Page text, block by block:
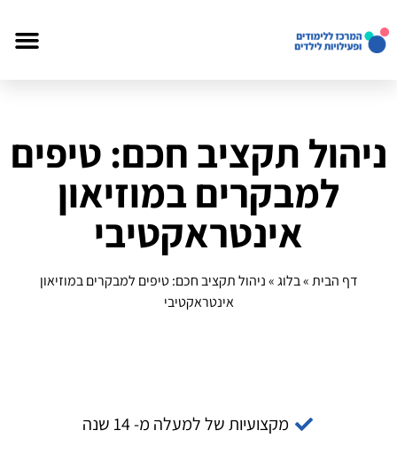
ניהול תקציב חכם: טיפים
למבקרים במוזיאון
אינטראקטיבי
דף הבית»בלוג»ניהול תקציב חכם: טיפים למבקרים במוזיאון
אינטראקטיבי
מקצועיות של למעלה מ- 14 שנה